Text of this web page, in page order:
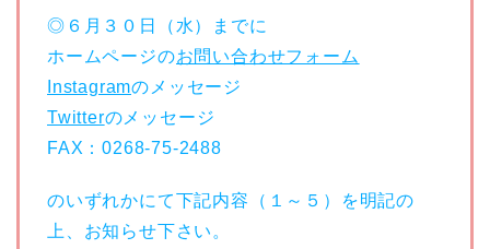
◎６月３０日（水）までに
ホームページのお問い合わせフォーム
Instagramのメッセージ
Twitterのメッセージ
FAX：0268-75-2488
のいずれかにて下記内容（１～５）を明記の
上、お知らせ下さい。